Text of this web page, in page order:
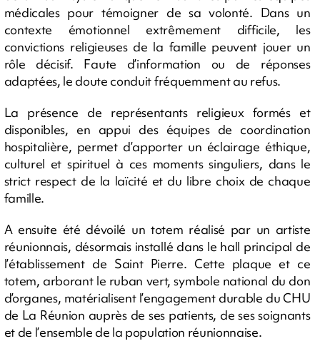
médicales pour témoigner de sa volonté. Dans un
contexte émotionnel extrêmement difficile, les
convictions religieuses de la famille peuvent jouer un
rôle décisif. Faute d’information ou de réponses
adaptées, le doute conduit fréquemment au refus.
La présence de représentants religieux formés et
disponibles, en appui des équipes de coordination
hospitalière, permet d’apporter un éclairage éthique,
culturel et spirituel à ces moments singuliers, dans le
strict respect de la laïcité et du libre choix de chaque
famille.
A ensuite été dévoilé un totem réalisé par un artiste
réunionnais, désormais installé dans le hall principal de
l’établissement de Saint Pierre. Cette plaque et ce
totem, arborant le ruban vert, symbole national du don
d’organes, matérialisent l’engagement durable du CHU
de La Réunion auprès de ses patients, de ses soignants
et de l’ensemble de la population réunionnaise.